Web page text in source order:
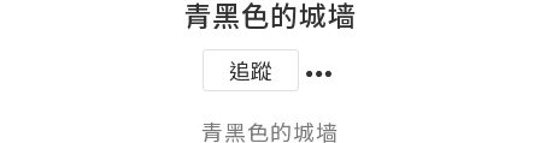
青黑色的城墙
追蹤